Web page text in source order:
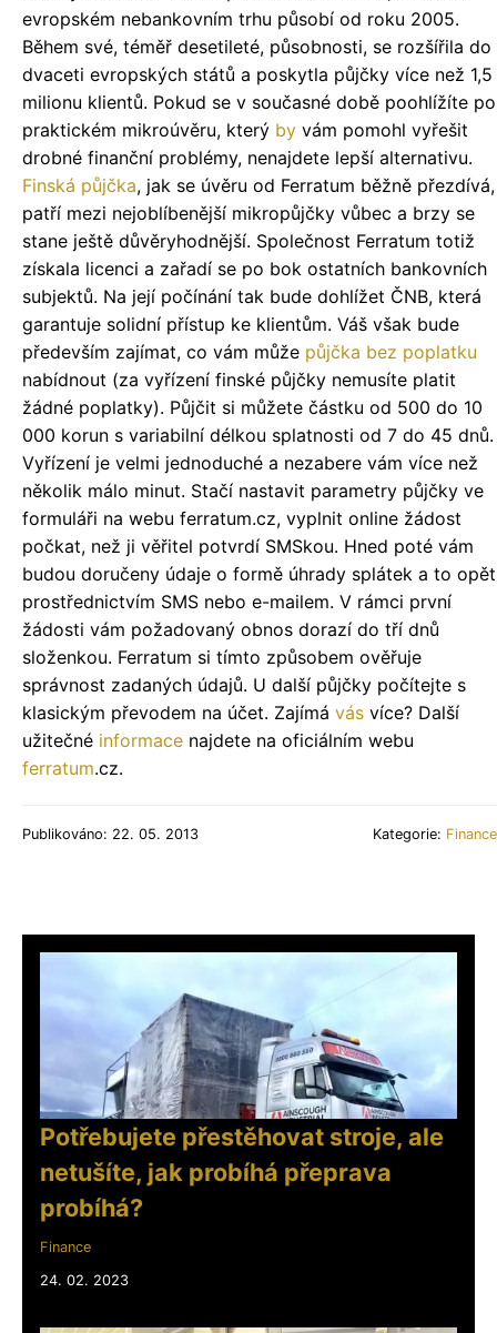
evropském nebankovním trhu působí od roku 2005.
Během své, téměř desetileté, působnosti, se rozšířila do
dvaceti evropských států a poskytla půjčky více než 1,5
milionu klientů. Pokud se v současné době poohlížíte po
praktickém mikroúvěru, který by vám pomohl vyřešit
drobné finanční problémy, nenajdete lepší alternativu.
Finská půjčka, jak se úvěru od Ferratum běžně přezdívá,
patří mezi nejoblíbenější mikropůjčky vůbec a brzy se
stane ještě důvěryhodnější. Společnost Ferratum totiž
získala licenci a zařadí se po bok ostatních bankovních
subjektů. Na její počínání tak bude dohlížet ČNB, která
garantuje solidní přístup ke klientům. Váš však bude
především zajímat, co vám může půjčka bez poplatku
nabídnout (za vyřízení finské půjčky nemusíte platit
žádné poplatky). Půjčit si můžete částku od 500 do 10
000 korun s variabilní délkou splatnosti od 7 do 45 dnů.
Vyřízení je velmi jednoduché a nezabere vám více než
několik málo minut. Stačí nastavit parametry půjčky ve
formuláři na webu ferratum.cz, vyplnit online žádost
počkat, než ji věřitel potvrdí SMSkou. Hned poté vám
budou doručeny údaje o formě úhrady splátek a to opět
prostřednictvím SMS nebo e-mailem. V rámci první
žádosti vám požadovaný obnos dorazí do tří dnů
složenkou. Ferratum si tímto způsobem ověřuje
správnost zadaných údajů. U další půjčky počítejte s
klasickým převodem na účet. Zajímá vás více? Další
užitečné informace najdete na oficiálním webu
ferratum.cz.
Publikováno: 22. 05. 2013 Kategorie: Finance
Potřebujete přestěhovat stroje, ale
netušíte, jak probíhá přeprava
probíhá?
Finance
24. 02. 2023